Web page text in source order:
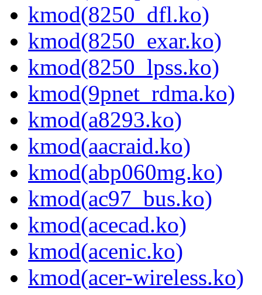
kmod(8250_dfl.ko)
kmod(8250_exar.ko)
kmod(8250_lpss.ko)
kmod(9pnet_rdma.ko)
kmod(a8293.ko)
kmod(aacraid.ko)
kmod(abp060mg.ko)
kmod(ac97_bus.ko)
kmod(acecad.ko)
kmod(acenic.ko)
kmod(acer-wireless.ko)